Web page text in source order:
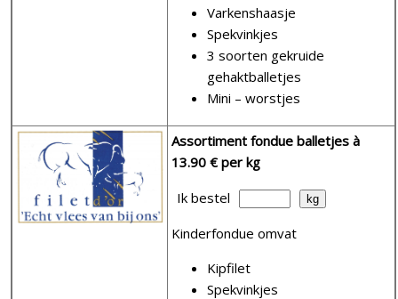
Varkenshaasje
Spekvinkjes
3 soorten gekruide
gehaktballetjes
Mini – worstjes
Assortiment fondue balletjes à
13.90 € per kg
Ik bestel
Kinderfondue omvat
Kipfilet
Spekvinkjes